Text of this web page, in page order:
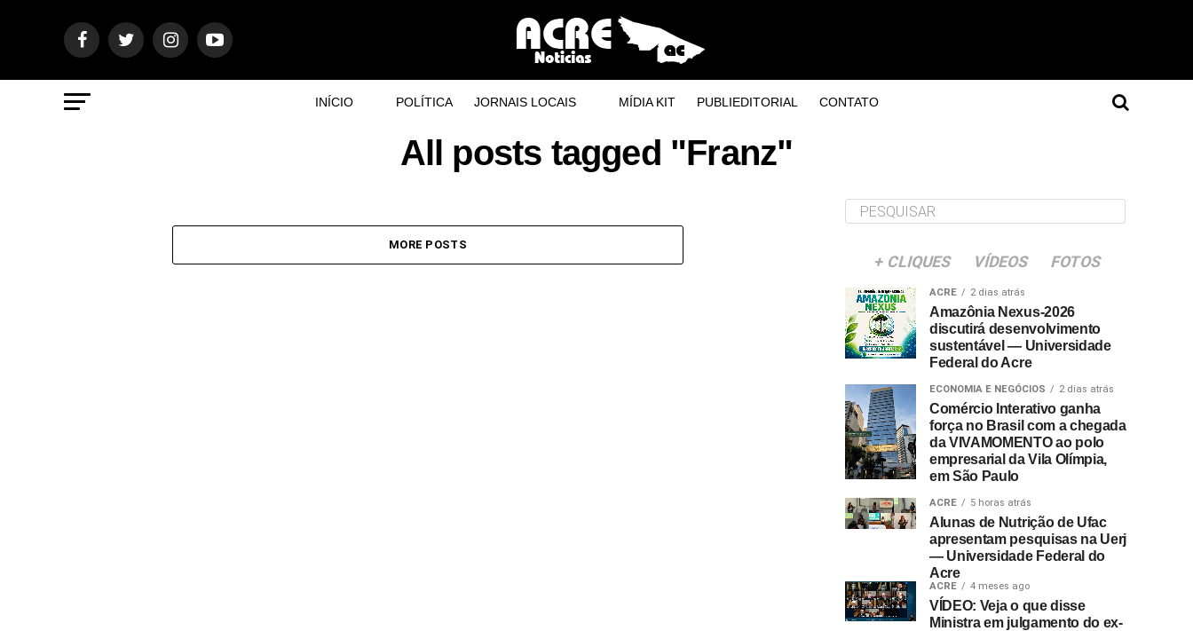
INÍCIO POLÍTICA JORNAIS LOCAIS MÍDIA KIT PUBLIEDITORIAL CONTATO
All posts tagged "Franz"
MORE POSTS
+ CLIQUES VÍDEOS FOTOS
ACRE 2 dias atrás
Amazônia Nexus-2026
discutirá desenvolvimento
sustentável — Universidade
Federal do Acre
ECONOMIA E NEGÓCIOS 2 dias atrás
Comércio Interativo ganha
força no Brasil com a chegada
da VIVAMOMENTO ao polo
empresarial da Vila Olímpia,
em São Paulo
ACRE 5 horas atrás
Alunas de Nutrição de Ufac
apresentam pesquisas na Uerj
— Universidade Federal do
Acre
ACRE 4 meses ago
VÍDEO: Veja o que disse
Ministra em julgamento do ex-